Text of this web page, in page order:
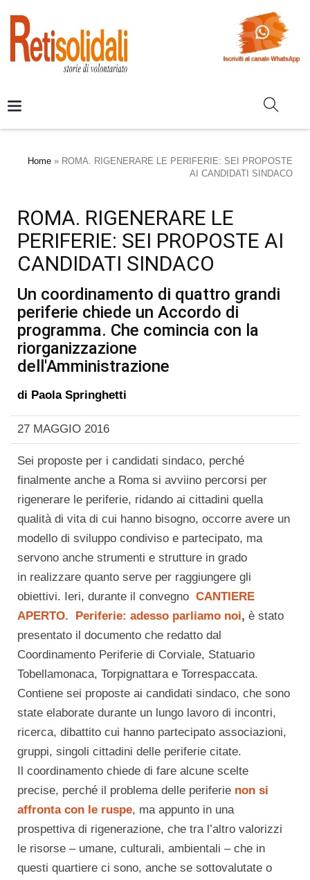
Home » ROMA. RIGENERARE LE PERIFERIE: SEI PROPOSTE
AI CANDIDATI SINDACO
ROMA. RIGENERARE LE
PERIFERIE: SEI PROPOSTE AI
CANDIDATI SINDACO
Un coordinamento di quattro grandi
periferie chiede un Accordo di
programma. Che comincia con la
riorganizzazione
dell'Amministrazione
di Paola Springhetti
27 MAGGIO 2016
Sei proposte per i candidati sindaco, perché
finalmente anche a Roma si avviino percorsi per
rigenerare le periferie, ridando ai cittadini quella
qualità di vita di cui hanno bisogno, occorre avere un
modello di sviluppo condiviso e partecipato, ma
servono anche strumenti e strutture in grado
in realizzare quanto serve per raggiungere gli
obiettivi. Ieri, durante il convegno CANTIERE
APERTO. Periferie: adesso parliamo noi, è stato
presentato il documento che redatto dal
Coordinamento Periferie di Corviale, Statuario
Tobellamonaca, Torpignattara e Torrespaccata.
Contiene sei proposte ai candidati sindaco, che sono
state elaborate durante un lungo lavoro di incontri,
ricerca, dibattito cui hanno partecipato associazioni,
gruppi, singoli cittadini delle periferie citate.
Il coordinamento chiede di fare alcune scelte
precise, perché il problema delle periferie non si
affronta con le ruspe, ma appunto in una
prospettiva di rigenerazione, che tra l’altro valorizzi
le risorse – umane, culturali, ambientali – che in
questi quartiere ci sono, anche se sottovalutate o